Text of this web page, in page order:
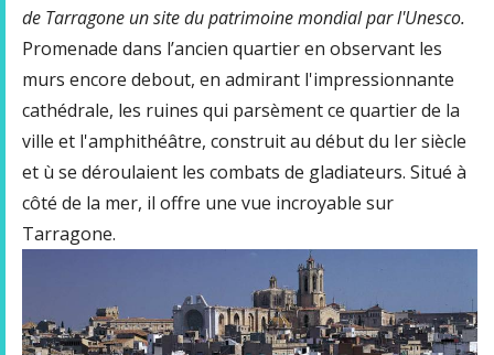
de Tarragone un site du patrimoine mondial par l'Unesco.
Promenade dans l’ancien quartier en observant les
murs encore debout, en admirant l'impressionnante
cathédrale, les ruines qui parsèment ce quartier de la
ville et l'amphithéâtre, construit au début du Ier siècle
et ù se déroulaient les combats de gladiateurs. Situé à
côté de la mer, il offre une vue incroyable sur
Tarragone.